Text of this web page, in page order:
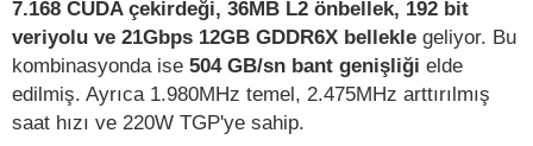
7.168 CUDA çekirdeği, 36MB L2 önbellek, 192 bit
veriyolu ve 21Gbps 12GB GDDR6X bellekle geliyor. Bu
kombinasyonda ise 504 GB/sn bant genişliği elde
edilmiş. Ayrıca 1.980MHz temel, 2.475MHz arttırılmış
saat hızı ve 220W TGP'ye sahip.